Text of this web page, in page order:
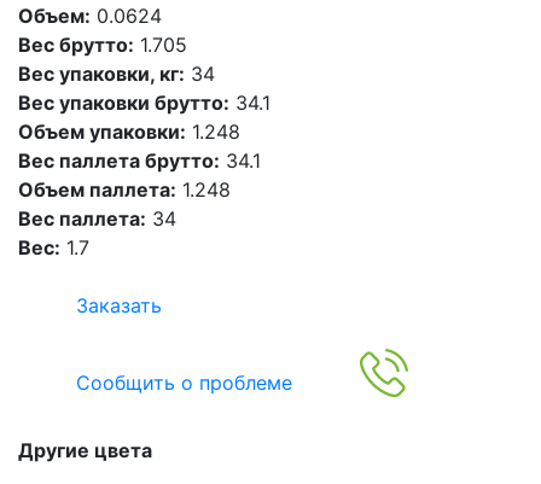
Объем: 0.0624
Вес брутто: 1.705
Вес упаковки, кг: 34
Вес упаковки брутто: 34.1
Объем упаковки: 1.248
Вес паллета брутто: 34.1
Объем паллета: 1.248
Вес паллета: 34
Вес: 1.7
Заказать
Сообщить о проблеме
Другие цвета